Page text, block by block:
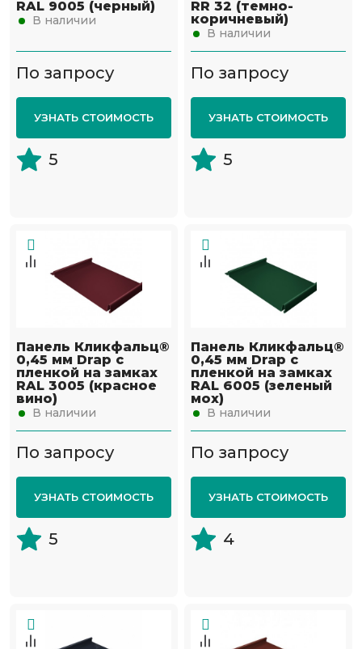
RAL 9005 (черный)
В наличии
По запросу
УЗНАТЬ СТОИМОСТЬ
5
RR 32 (темно-
коричневый)
В наличии
По запросу
УЗНАТЬ СТОИМОСТЬ
5
Панель Кликфальц®
0,45 мм Drap с
пленкой на замках
RAL 3005 (красное
вино)
В наличии
По запросу
УЗНАТЬ СТОИМОСТЬ
5
Панель Кликфальц®
0,45 мм Drap с
пленкой на замках
RAL 6005 (зеленый
мох)
В наличии
По запросу
УЗНАТЬ СТОИМОСТЬ
4